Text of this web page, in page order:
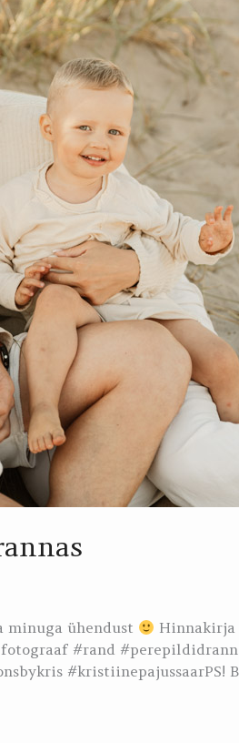
ühendust
Hinnakirja
#rand
#kristiinepajussaarPS!